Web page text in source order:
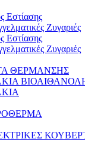
Εστίασης
Ζυγαριές
Εστίασης
Ζυγαριές
ΘΕΡΜΑΝΣΗΣ